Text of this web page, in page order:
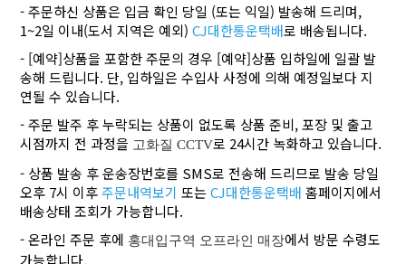
- 주문하신 상품은 입금 확인 당일 (또는 익일) 발송해 드리며,
1~2일 이내(도서 지역은 예외)CJ대한통운택배로 배송됩니다.
- [예약]상품을 포함한 주문의 경우 [예약]상품 입하일에 일괄 발
송해 드립니다. 단, 입하일은 수입사 사정에 의해 예정일보다 지
연될 수 있습니다.
- 주문 발주 후 누락되는 상품이 없도록 상품 준비, 포장 및 출고
시점까지 전 과정을 고화질 CCTV로 24시간 녹화하고 있습니다.
- 상품 발송 후 운송장번호를 SMS로 전송해 드리므로 발송 당일
오후 7시 이후주문내역보기 또는CJ대한통운택배 홈페이지에서
배송상태 조회가 가능합니다.
- 온라인 주문 후에 홍대입구역 오프라인 매장에서 방문 수령도
가능합니다.